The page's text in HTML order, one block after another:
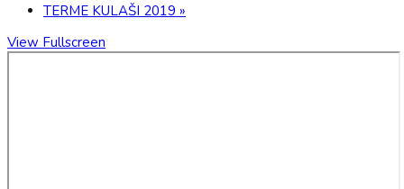
TERME KULAŠI 2019 »
View Fullscreen